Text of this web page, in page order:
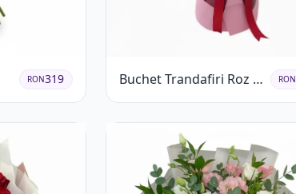
RON319
Buchet Trandafiri Roz și
Roșii cu Eucalipt și
RON